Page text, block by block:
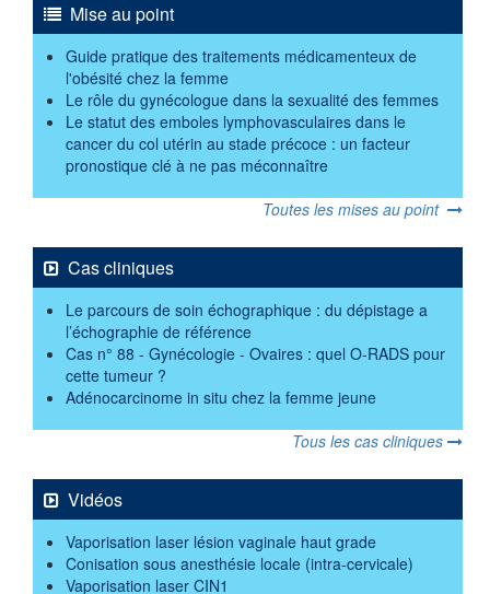
Mise au point
Guide pratique des traitements médicamenteux de
l'obésité chez la femme
Le rôle du gynécologue dans la sexualité des femmes
Le statut des emboles lymphovasculaires dans le
cancer du col utérin au stade précoce : un facteur
pronostique clé à ne pas méconnaître
Toutes les mises au point
Cas cliniques
Le parcours de soin échographique : du dépistage a
l’échographie de référence
Cas n° 88 - Gynécologie - Ovaires : quel O-RADS pour
cette tumeur ?
Adénocarcinome in situ chez la femme jeune
Tous les cas cliniques
Vidéos
Vaporisation laser lésion vaginale haut grade
Conisation sous anesthésie locale (intra-cervicale)
Vaporisation laser CIN1